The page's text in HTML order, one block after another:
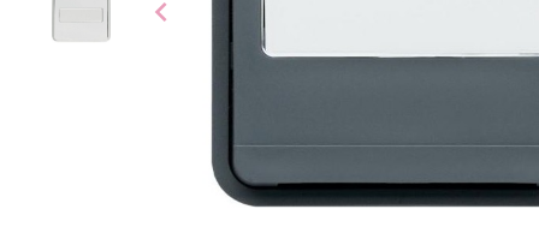
chevron_left